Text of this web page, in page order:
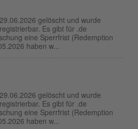
gelöscht und wurde
Es gibt für .de
eine Sperrfrist (Redemption
haben w...
gelöscht und wurde
Es gibt für .de
eine Sperrfrist (Redemption
haben w...